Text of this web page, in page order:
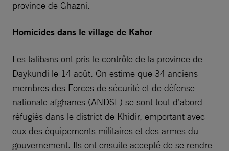
province de Ghazni.
Homicides dans le village de Kahor
Les talibans ont pris le contrôle de la province de
Daykundi le 14 août. On estime que 34 anciens
membres des Forces de sécurité et de défense
nationale afghanes (ANDSF) se sont tout d’abord
réfugiés dans le district de Khidir, emportant avec
eux des équipements militaires et des armes du
gouvernement. Ils ont ensuite accepté de se rendre